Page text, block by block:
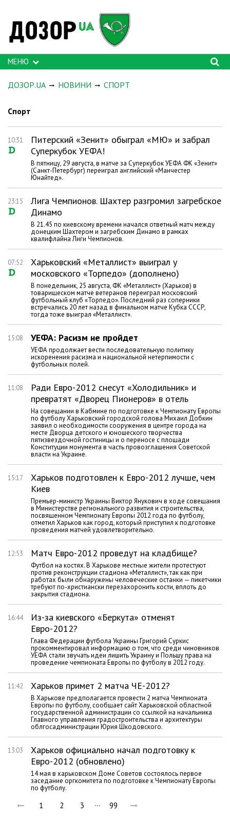
МЕНЮ
ДОЗОР.UA НОВИНИ СПОРТ
Спорт
10:31
Питерский «Зенит» обыграл «МЮ» и забрал
Суперкубок УЕФА!
В пятницу, 29 августа, в матче за Суперкубок УЕФА ФК «Зенит»
(Санкт-Петербург) переиграл английский «Манчестер
Юнайтед».
23:15
Лига Чемпионов. Шахтер разгромил загребское
Динамо
В 21.45 по киевскому времени начался ответный матч между
донецким Шахтером и загребским Динамо в рамках
квалифлайна Лиги Чемпионов.
07:52
Харьковский «Металлист» выиграл у
московского «Торпедо» (дополнено)
В понедельник, 25 августа, ФК «Металлист» (Харьков) в
товарищеском матче ветеранов переиграл московский
футбольный клуб «Торпедо». Последний раз соперники
встречались 20 лет назад в финальном матче Кубка СССР,
тогда тоже выиграл «Металлист».
15:08 УЕФА: Расизм не пройдет
УЕФА продолжает вести последовательную политику
искоренения расизма и национальной нетерпимости с
футбольных полей.
11:08
Ради Евро-2012 снесут «Холодильник» и
превратят «Дворец Пионеров» в отель
На совещании в Кабмине по подготовке к Чемпионату Европы
по футболу Харьковский городской голова Михаил Добкин
заявил о необходимости сооружения в центре города на
месте Дворца детского и юношеского творчества
пятизвездочной гостиницы и о переносе с площади
Конституции монумента в часть провозглашения Советской
власти на Украине.
15:17
Харьков подготовлен к Евро-2012 лучше, чем
Киев
Премьер-министр Украины Виктор Янукович в ходе совещания
в Министерстве регионального развития и строительства,
посвященном Чемпионату Европы 2012 года по футболу,
отметил Харьков как город, который приступил к подготовке
проведения матчей удовлетворительно.
12:53 Матч Евро-2012 проведут на кладбище?
Футбол на костях. В Харькове местные жители протестуют
против реконструкции стадиона «Металлист», так как при
работах были обнаружены человеческие останки — пикетчики
требуют по-христиански перезахоронить кости, вплоть до
закрытия стадиона.
16:44
Из-за киевского «Беркута» отменят
Евро-2012?
Глава Федерации футбола Украины Григорий Суркис
прокомментировал информацию о том, что среди чиновников
УЕФА стали звучать идеи лишить Украину и Польшу права на
проведение чемпионата Европы по футболу в 2012 году.
11:42 Харьков примет 2 матча ЧЕ-2012?
В Харькове предполагается провести 2 матча Чемпионата
Европы по футболу, сообщает сайт Харьковской областной
государственной администрации со ссылкой на начальника
Главного управления градостроительства и архитектуры
облгосадминистрации Юрия Шкодовского.
13:03
Харьков официально начал подготовку к
Евро-2012 (обновлено)
14 мая в харьковском Доме Советов состоялось первое
заседание оргкомитета по подготовке к Чемпионату Европы
по футболу.
1 2 3 … 99